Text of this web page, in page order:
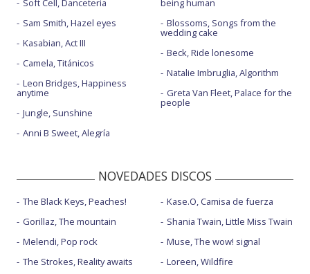
Soft Cell, Danceteria
Sam Smith, Hazel eyes
Kasabian, Act III
Camela, Titánicos
Leon Bridges, Happiness
anytime
Jungle, Sunshine
Anni B Sweet, Alegría
being human
Blossoms, Songs from the
wedding cake
Beck, Ride lonesome
Natalie Imbruglia, Algorithm
Greta Van Fleet, Palace for the
people
NOVEDADES DISCOS
The Black Keys, Peaches!
Gorillaz, The mountain
Melendi, Pop rock
The Strokes, Reality awaits
Kase.O, Camisa de fuerza
Shania Twain, Little Miss Twain
Muse, The wow! signal
Loreen, Wildfire